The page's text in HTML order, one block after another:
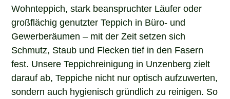
Wohnteppich, stark beanspruchter Läufer oder
großflächig genutzter Teppich in Büro- und
Gewerberäumen – mit der Zeit setzen sich
Schmutz, Staub und Flecken tief in den Fasern
fest. Unsere Teppichreinigung in Unzenberg zielt
darauf ab, Teppiche nicht nur optisch aufzuwerten,
sondern auch hygienisch gründlich zu reinigen. So